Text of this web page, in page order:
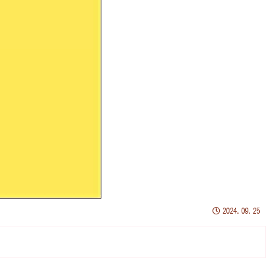
2024.09.25